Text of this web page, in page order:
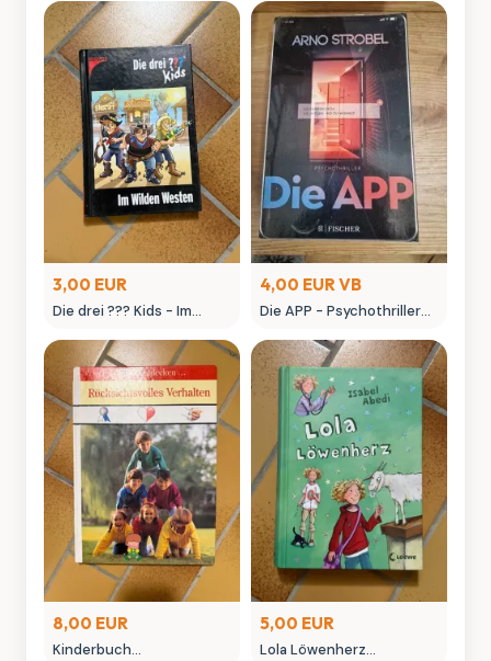
3,00 EUR
Die drei ??? Kids - Im
Kinderbuch Kosmos
4,00 EUR VB
Die APP - Psychothriller
8,00 EUR
Kinderbuch
5,00 EUR
Lola Löwenherz